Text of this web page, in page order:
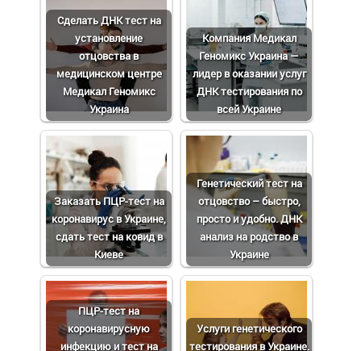
Сделать ДНК тест на
установление
отцовства в
медицинском центре
Медикал Геномикс
Украина
Компания Медикал
Геномикс Украина —
лидер в оказании услуг
ДНК тестирования по
всей Украине
Заказать ПЦР-тест на
коронавирус в Украине,
сдать тест на ковид в
Киеве
Генетический тест на
отцовство – быстро,
просто и удобно. ДНК
анализ на родство в
Украине
ПЦР-тест на
коронавирусную
инфекцию и тест на
Услуги генетического
тестирования в Украине.